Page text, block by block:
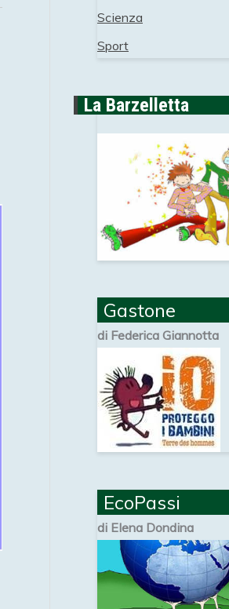
Scienza
Sport
La Barzelletta
Gastone
di Federica Giannotta
EcoPassi
di Elena Dondina